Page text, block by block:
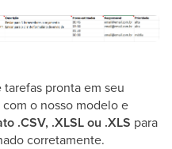
pronta em seu
o nosso modelo e
.CSV, .XLSL ou .XLS para
corretamente.